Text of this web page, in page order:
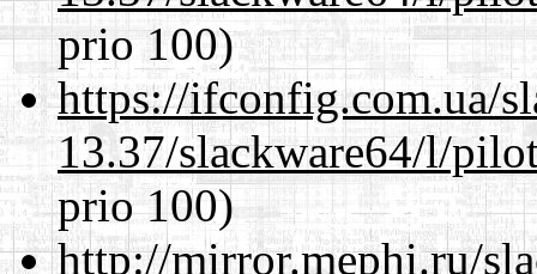
prio 100)
https://ifconfig.com.ua/
13.37/slackware64/l/
prio 100)
http://mirror.mephi.ru/